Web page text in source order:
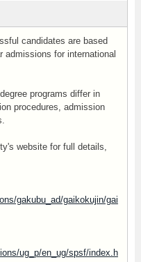
candidates are based
admissions for international
programs differ in
procedures, admission
website for full details,
gakubu_ad/gaikokujin/gai
ug_p/en_ug/spsf/index.h